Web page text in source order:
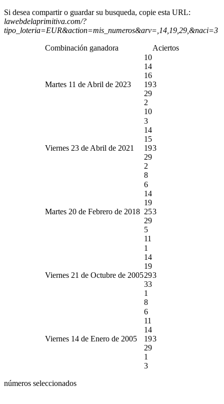
Si desea compartir o guardar su busqueda, copie esta URL:
lawebdelaprimitiva.com/?
tipo_loteria=EUR&action=mis_numeros&arv=,14,19,29,&naci=3
Combinación ganadora Aciertos
Martes 11 de Abril de 2023
10
14
16
19
29
2
10
3
Viernes 23 de Abril de 2021
3
14
15
19
29
2
8
3
Martes 20 de Febrero de 2018
6
14
19
25
29
5
11
3
Viernes 21 de Octubre de 2005
1
14
19
29
33
1
8
3
Viernes 14 de Enero de 2005
6
11
14
19
29
1
3
3
números seleccionados